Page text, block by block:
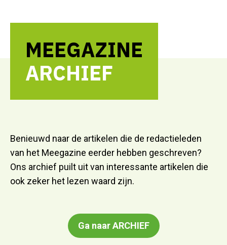
MEEGAZINE
ARCHIEF
Benieuwd naar de artikelen die de redactieleden
van het Meegazine eerder hebben geschreven?
Ons archief puilt uit van interessante artikelen die
ook zeker het lezen waard zijn.
Ga naar ARCHIEF